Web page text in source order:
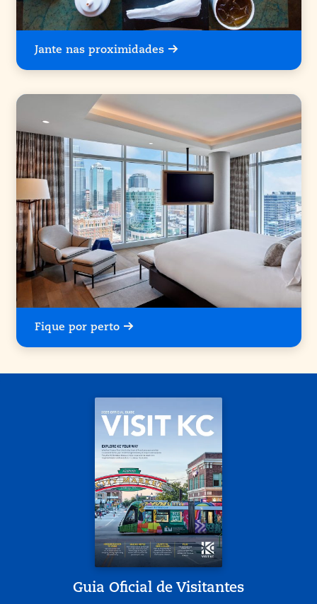
Jante nas proximidades
Fique por perto
Guia Oficial de Visitantes